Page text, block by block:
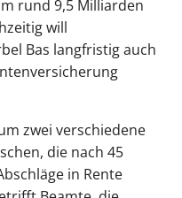
rund 9,5 Milliarden
will
Bas langfristig auch
zwei verschiedene
die nach 45
in Rente